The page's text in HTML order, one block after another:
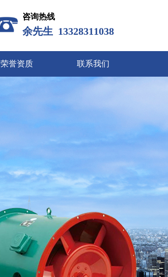
咨询热线
余先生 13328311038
荣誉资质 联系我们